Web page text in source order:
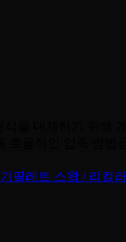
팔레트 스왑 / 리컬러